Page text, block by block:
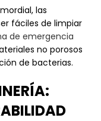
las
fáciles de limpiar
de emergencia
no porosos
de bacterias.